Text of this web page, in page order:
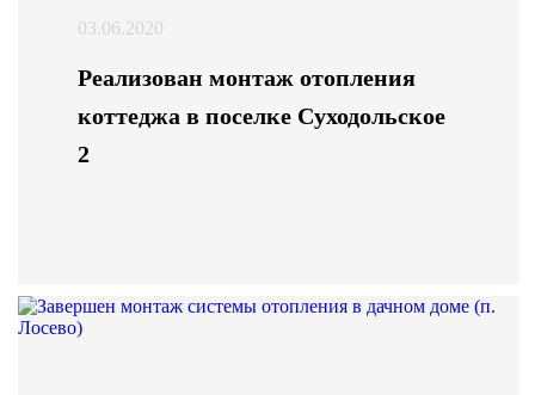
03.06.2020
Реализован монтаж отопления
коттеджа в поселке Суходольское
2